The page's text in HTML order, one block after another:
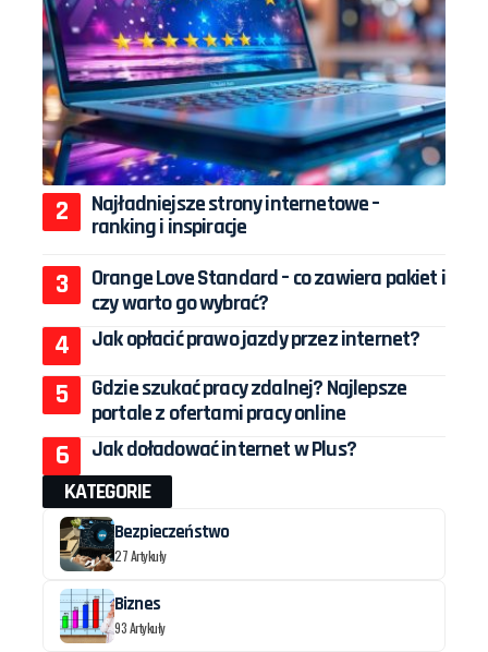
Najładniejsze strony internetowe –
ranking i inspiracje
Orange Love Standard – co zawiera pakiet i
czy warto go wybrać?
Jak opłacić prawo jazdy przez internet?
Gdzie szukać pracy zdalnej? Najlepsze
portale z ofertami pracy online
Jak doładować internet w Plus?
KATEGORIE
Bezpieczeństwo
27 Artykuły
Biznes
93 Artykuły